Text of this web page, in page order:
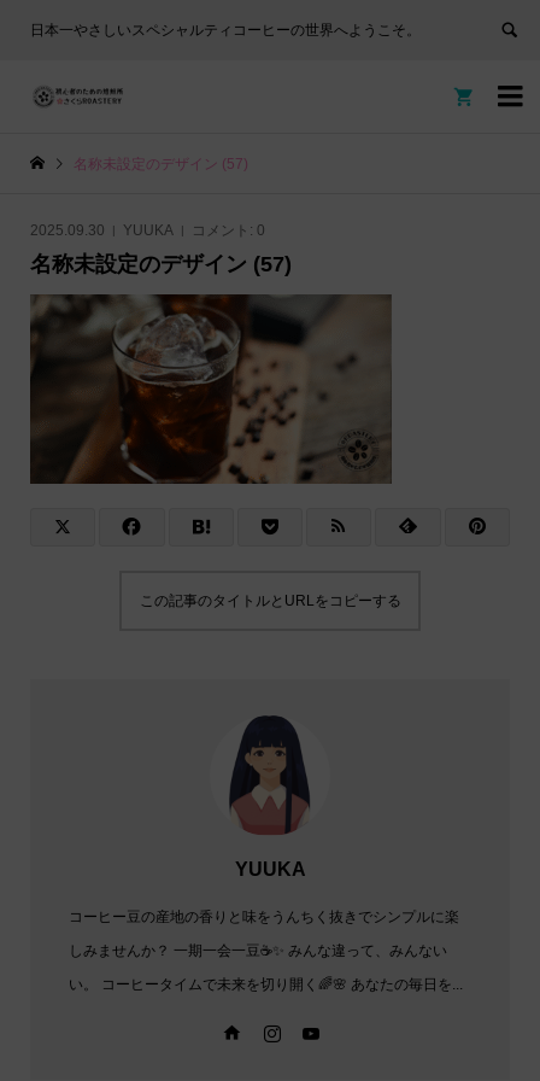
日本一やさしいスペシャルティコーヒーの世界へようこそ。


名称未設定のデザイン (57)
2025.09.30 YUUKA コメント: 0
名称未設定のデザイン (57)
この記事のタイトルとURLをコピーする
YUUKA
コーヒー豆の産地の香りと味をうんちく抜きでシンプルに楽
しみませんか？ 一期一会一豆☕✨️ みんな違って、みんない
い。 コーヒータイムで未来を切り開く🌈🌸 あなたの毎日を...